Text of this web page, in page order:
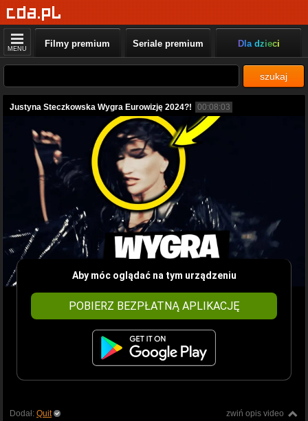
MENU Filmy premium Seriale premium Dla dzieci
szukaj
Justyna Steczkowska Wygra Eurowizję 2024?! 00:08:03
Aby móc oglądać na tym urządzeniu
POBIERZ BEZPŁATNĄ APLIKACJĘ
zwiń opis video
Dodał: Quit